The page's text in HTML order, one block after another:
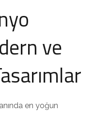
ve
en yoğun